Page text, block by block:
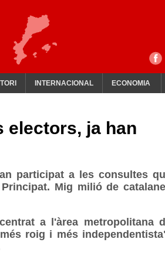
INTERNACIONAL ECONOMIA
electors, ja han
participat a les consultes
Mig milió de
a l'àrea metropolitana
roig i més